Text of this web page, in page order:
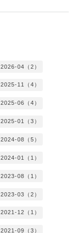
2026-04（2）
2025-11（4）
2025-06（4）
2025-01（3）
2024-08（5）
2024-01（1）
2023-08（1）
2023-03（2）
2021-12（1）
2021-09（3）